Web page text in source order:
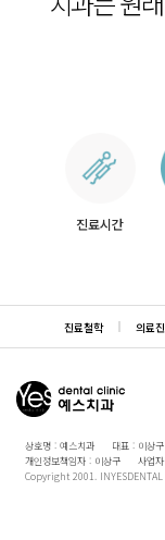
진료시간
진료철학 의료
상호명 : 예스치과 대표 : 이상
개인정보책임자 : 이상구
사업
Copyright 2001.